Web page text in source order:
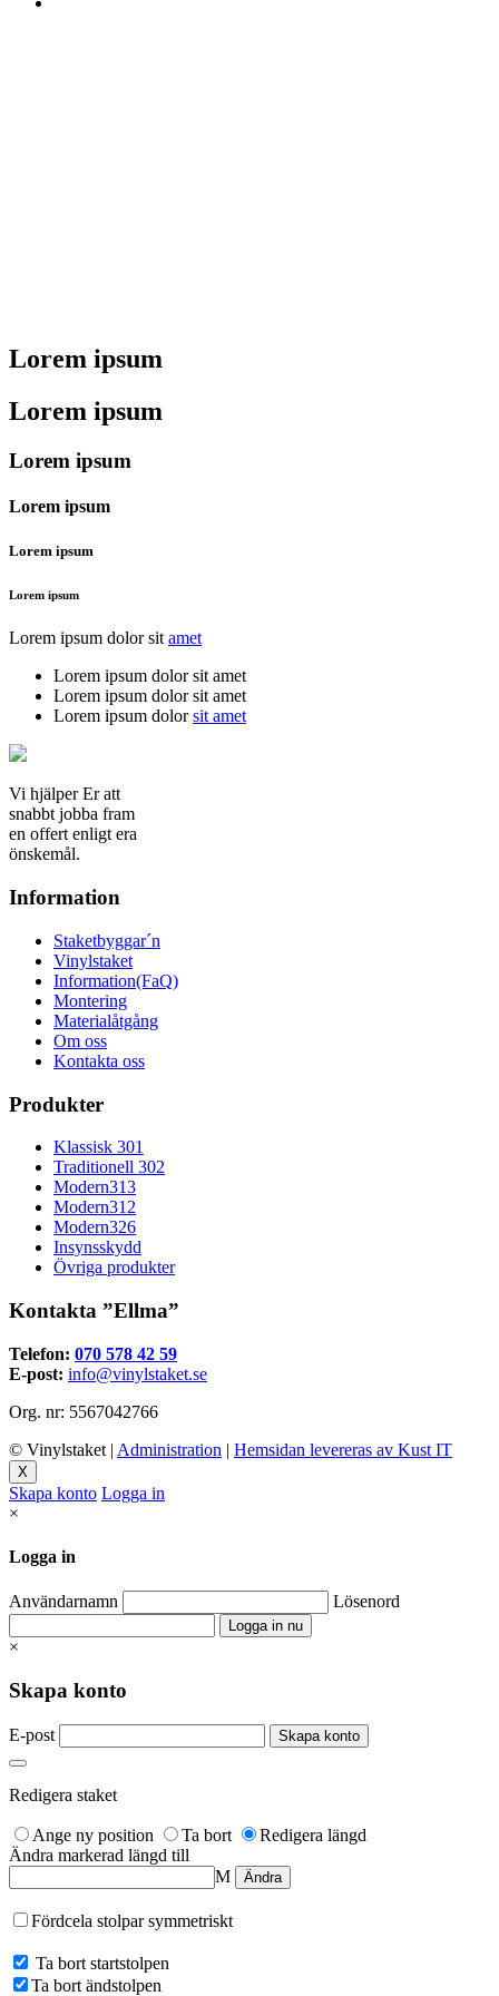
Lorem ipsum
Lorem ipsum
Lorem ipsum
Lorem ipsum
Lorem ipsum
Lorem ipsum
Lorem ipsum dolor sitamet
Lorem ipsum dolor sit amet
Lorem ipsum dolor sit amet
Lorem ipsum dolorsit amet
Vi hjälper Er att
snabbt jobba fram
en offert enligt era
önskemål.
Information
Staketbyggar´n
Vinylstaket
Information(FaQ)
Montering
Materialåtgång
Om oss
Kontakta oss
Produkter
Klassisk 301
Traditionell 302
Modern313
Modern312
Modern326
Insynsskydd
Övriga produkter
Kontakta ”Ellma”
Telefon: 070 578 42 59
E-post: info@vinylstaket.se
Org. nr: 5567042766
© Vinylstaket | Administration | Hemsidan levereras av Kust IT
X
Skapa konto Logga in
×
Logga in
Användarnamn Lösenord
×
Skapa konto
E-post
Redigera staket
Ange ny position Ta bort
Redigera längd
Ändra markerad längd till
M
Fördcela stolpar symmetriskt
Ta bort startstolpen
Ta bort ändstolpen